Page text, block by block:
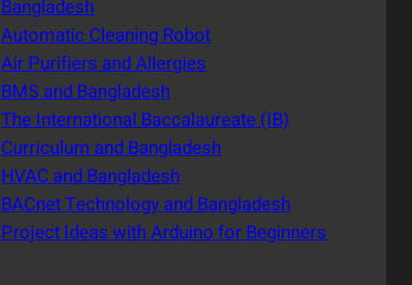
Bangladesh
Automatic Cleaning Robot
Air Purifiers and Allergies
BMS and Bangladesh
The International Baccalaureate (IB)
Curriculum and Bangladesh
HVAC and Bangladesh
BACnet Technology and Bangladesh
Project Ideas with Arduino for Beginners